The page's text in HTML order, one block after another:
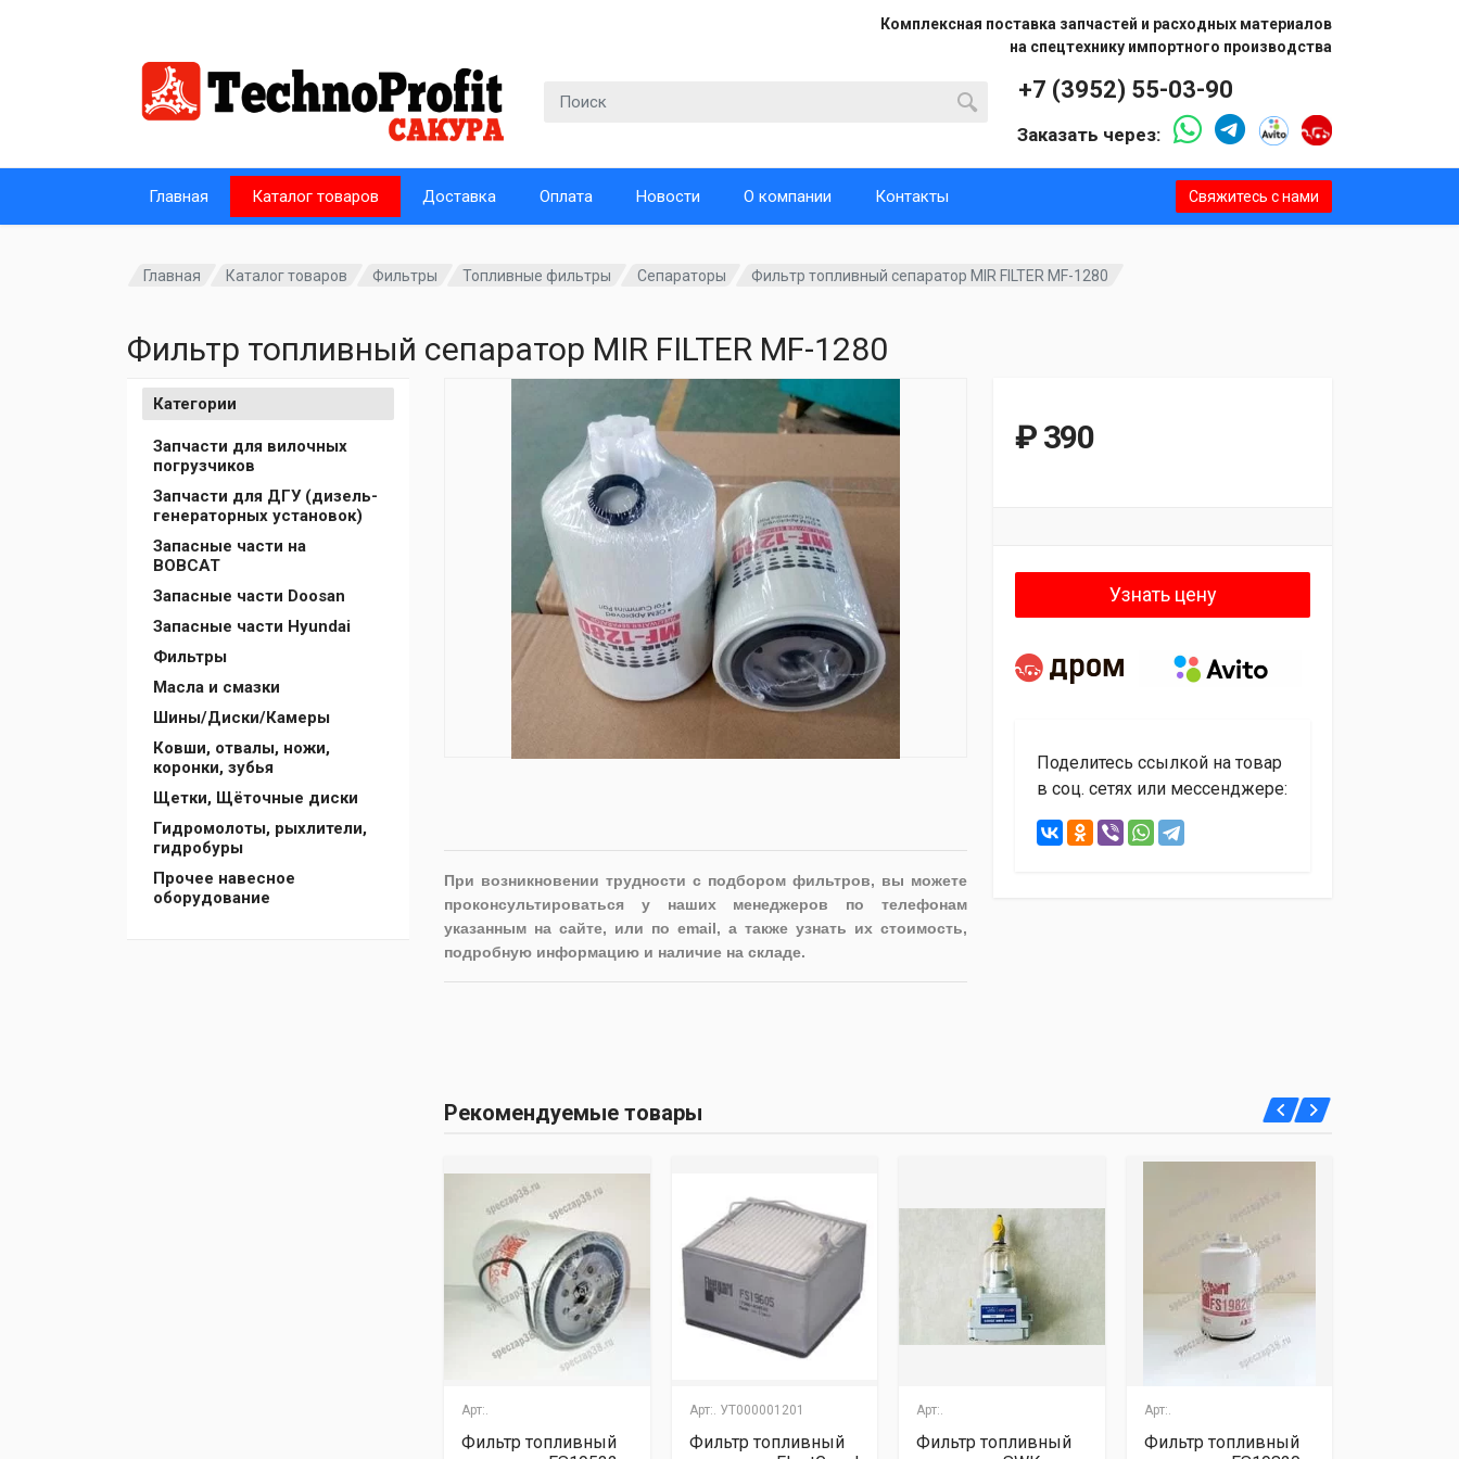
Комплексная поставка запчастей и расходных материалов
на спецтехнику импортного производства
Главная Каталог товаров Доставка Оплата Новости О компании Контакты Свяжитесь с нами
+7 (3952) 55-03-90
Заказать через:
Главная Каталог товаров Фильтры Топливные фильтры Сепараторы Фильтр топливный сепаратор MIR FILTER MF-1280
Фильтр топливный сепаратор MIR FILTER MF-1280
Категории
Запчасти для вилочных
погрузчиков
Запчасти для ДГУ (дизель-
генераторных установок)
Запасные части на
BOBCAT
Запасные части Doosan
Запасные части Hyundai
Фильтры
Масла и смазки
Шины/Диски/Камеры
Ковши, отвалы, ножи,
коронки, зубья
Щетки, Щёточные диски
Гидромолоты, рыхлители,
гидробуры
Прочее навесное
оборудование
При возникновении трудности с подбором фильтров, вы можете
проконсультироваться у наших менеджеров по телефонам
указанным на сайте, или по email, а также узнать их стоимость,
подробную информацию и наличие на складе.
₽ 390
Узнать цену
Поделитесь ссылкой на товар
в соц. сетях или мессенджере:
Рекомендуемые товары
Арт:.
Фильтр топливный
Арт:. УТ000001201
Фильтр топливный
Арт:.
Фильтр топливный
Арт:.
Фильтр топливный